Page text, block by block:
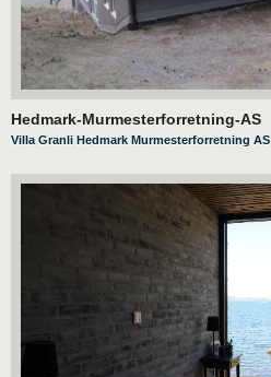
Hedmark-Murmesterforretning-AS
Villa Granli Hedmark Murmesterforretning AS